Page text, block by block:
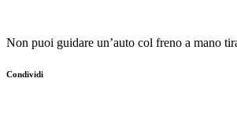
Non puoi guidare un’auto col freno a mano
Condividi